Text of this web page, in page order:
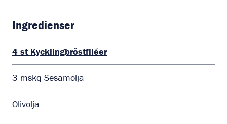
Ingredienser
4 st Kycklingbröstfiléer
3 mskq Sesamolja
Olivolja